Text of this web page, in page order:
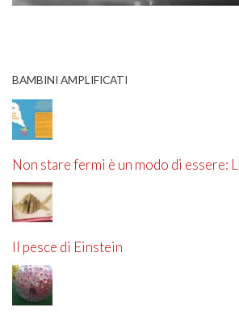
BAMBINI AMPLIFICATI
Non stare fermi è un modo di essere:
Il pesce di Einstein